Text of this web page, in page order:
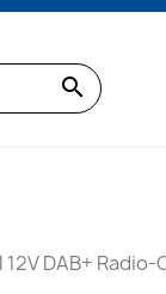
search
DAB+ Radio-